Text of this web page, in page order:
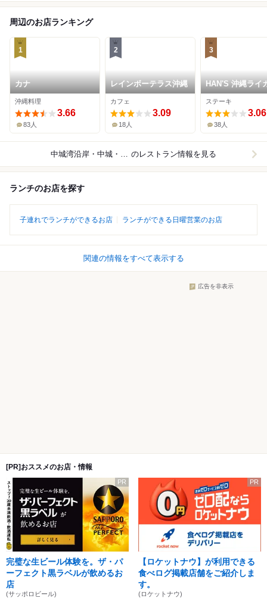
周辺のお店ランキング
1
カナ
沖縄料理
3.66
83人
2
レインボーテラス沖縄
カフェ
3.09
18人
3
HAN'S 沖縄ライ
店
ステーキ
3.06
38人
中城湾沿岸・中城・西原 のレストラン情報を見る
ランチのお店を探す
子連れでランチができるお店 ランチができる日曜営業のお店
関連の情報をすべて表示する
広告を非表示
[PR]おススメのお店・情報
PR
完璧な生ビール体験を。ザ・パ
ーフェクト黒ラベルが飲めるお
店
(サッポロビール)
PR
【ロケットナウ】が利用できる
食べログ掲載店舗をご紹介しま
す。
(ロケットナウ)